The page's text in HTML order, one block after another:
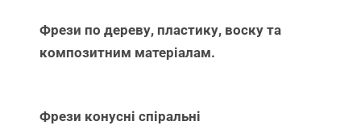
Фрези по дереву, пластику, воску та
композитним матеріалам.
Фрези конусні спіральні